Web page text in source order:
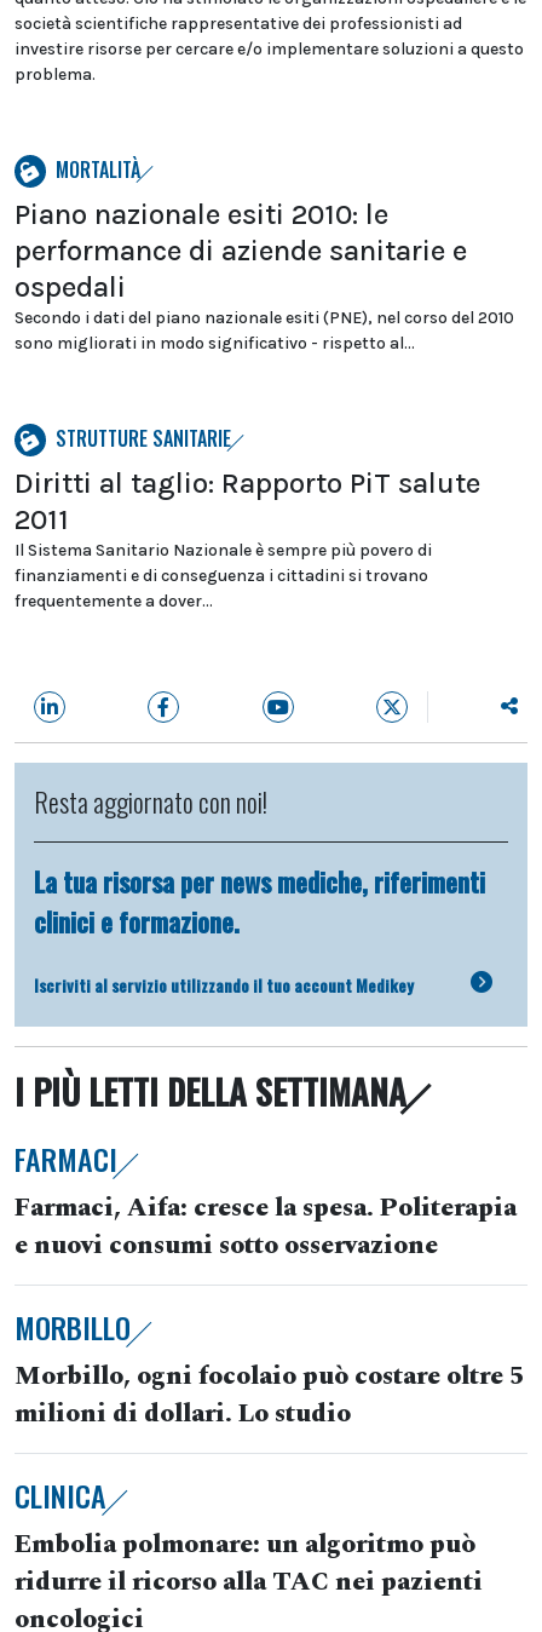
società scientifiche rappresentative dei professionisti ad
investire risorse per cercare e/o implementare soluzioni a questo
problema.
MORTALITÀ
Piano nazionale esiti 2010: le
performance di aziende sanitarie e
ospedali
Secondo i dati del piano nazionale esiti (PNE), nel corso del 2010
sono migliorati in modo significativo - rispetto al...
STRUTTURE SANITARIE
Diritti al taglio: Rapporto PiT salute
2011
Il Sistema Sanitario Nazionale è sempre più povero di
finanziamenti e di conseguenza i cittadini si trovano
frequentemente a dover...
Resta aggiornato con noi!
La tua risorsa per news mediche, riferimenti
clinici e formazione.
Iscriviti al servizio utilizzando il tuo account Medikey
I PIÙ LETTI DELLA SETTIMANA
FARMACI
Farmaci, Aifa: cresce la spesa. Politerapia
e nuovi consumi sotto osservazione
MORBILLO
Morbillo, ogni focolaio può costare oltre 5
milioni di dollari. Lo studio
CLINICA
Embolia polmonare: un algoritmo può
ridurre il ricorso alla TAC nei pazienti
oncologici